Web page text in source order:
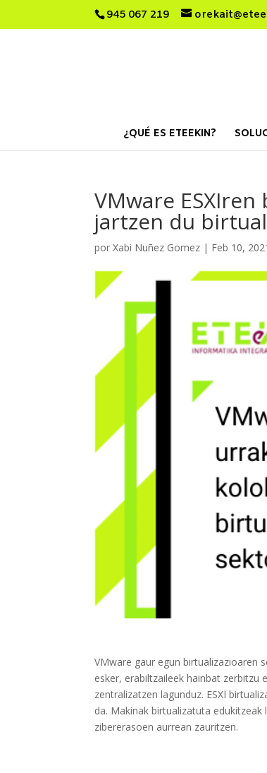
945 067 219
¿QUÉ ES ETEEKIN?
VMware
jartzen du
porXabi Nuñez Gomez | Feb 10,
VMware gaur egun birtualizazioaren
esker, erabiltzaileek hainbat
zentralizatzen lagunduz. ESXI
da. Makinak birtualizatuta
zibererasoen aurrean zauritzen.